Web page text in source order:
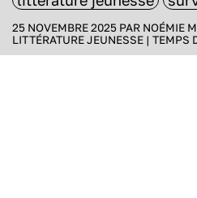
25 NOVEMBRE 2025 PAR NOÉMIE
LITTÉRATURE JEUNESSE | TEMPS